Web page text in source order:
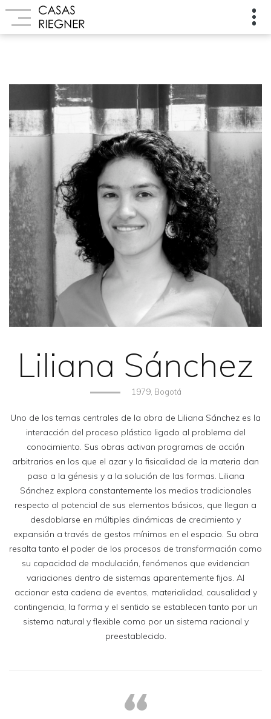
Liliana Sánchez
1979, Bogotá
Uno de los temas centrales de la obra de Liliana Sánchez es la
interacción del proceso plástico ligado al problema del
conocimiento. Sus obras activan programas de acción
arbitrarios en los que el azar y la fisicalidad de la materia dan
paso a la génesis y a la solución de las formas. Liliana
Sánchez explora constantemente los medios tradicionales
respecto al potencial de sus elementos básicos, que llegan a
desdoblarse en múltiples dinámicas de crecimiento y
expansión a través de gestos mínimos en el espacio. Su obra
resalta tanto el poder de los procesos de transformación como
su capacidad de modulación, fenómenos que evidencian
variaciones dentro de sistemas aparentemente fijos. Al
accionar esta cadena de eventos, materialidad, causalidad y
contingencia, la forma y el sentido se establecen tanto por un
sistema natural y flexible como por un sistema racional y
preestablecido.